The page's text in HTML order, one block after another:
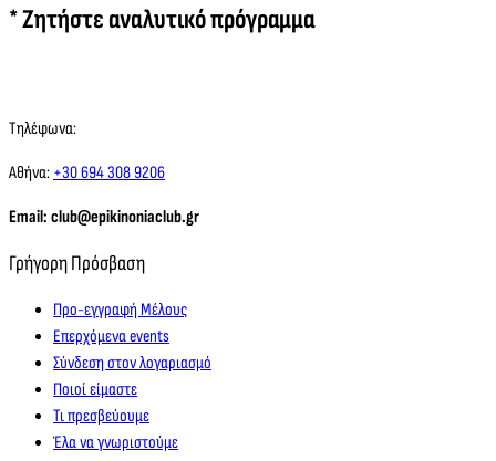
* Ζητήστε αναλυτικό πρόγραμμα
Τηλέφωνα:
Αθήνα: +30 694 308 9206
Email: club@epikinoniaclub.gr
Γρήγορη Πρόσβαση
Προ-εγγραφή Μέλους
Επερχόμενα events
Σύνδεση στον λογαριασμό
Ποιοί είμαστε
Τι πρεσβεύουμε
Έλα να γνωριστούμε